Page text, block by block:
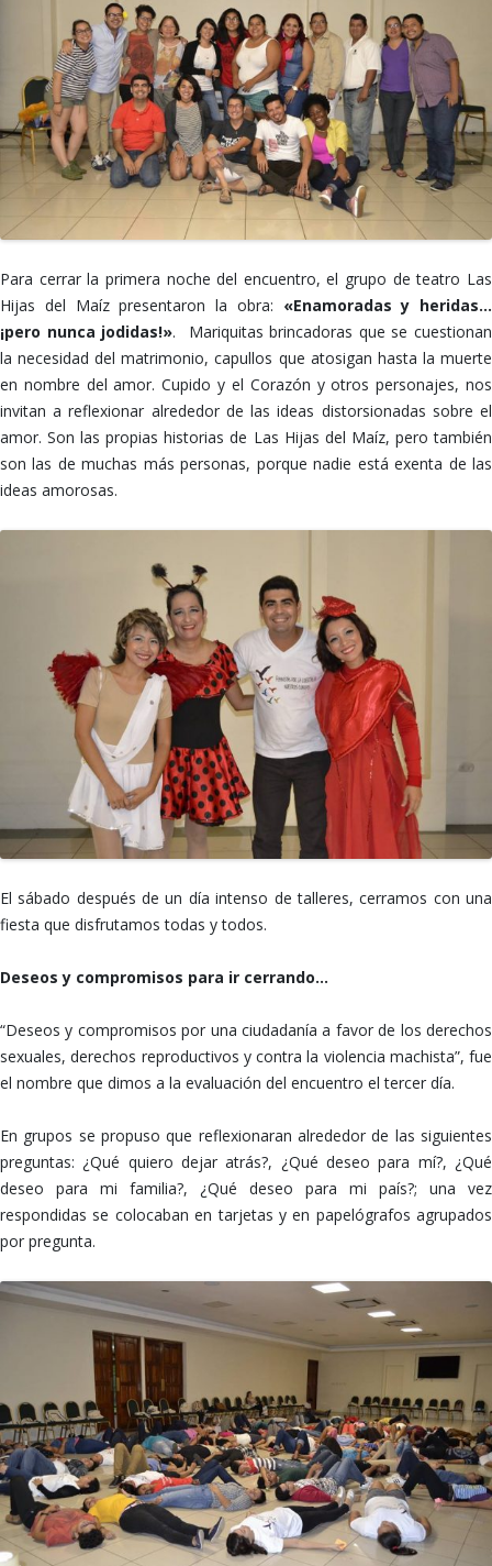
Para cerrar la primera noche del encuentro, el grupo de teatro Las
Hijas del Maíz presentaron la obra: «Enamoradas y heridas…
¡pero nunca jodidas!».
Mariquitas brincadoras que se cuestionan
la necesidad del matrimonio, capullos que atosigan hasta la muerte
en nombre del amor. Cupido y el Corazón y otros personajes, nos
invitan a reflexionar alrededor de las ideas distorsionadas sobre el
amor. Son las propias historias de Las Hijas del Maíz, pero también
son las de muchas más personas, porque nadie está exenta de las
ideas amorosas.
El sábado después de un día intenso de talleres, cerramos con una
fiesta que disfrutamos todas y todos.
Deseos y compromisos para ir cerrando…
“Deseos y compromisos por una ciudadanía a favor de los derechos
sexuales, derechos reproductivos y contra la violencia machista”, fue
el nombre que dimos a la evaluación del encuentro el tercer día.
En grupos se propuso que reflexionaran alrededor de las siguientes
preguntas: ¿Qué quiero dejar atrás?, ¿Qué deseo para mí?, ¿Qué
deseo para mi familia?, ¿Qué deseo para mi país?; una vez
respondidas se colocaban en tarjetas y en papelógrafos agrupados
por pregunta.